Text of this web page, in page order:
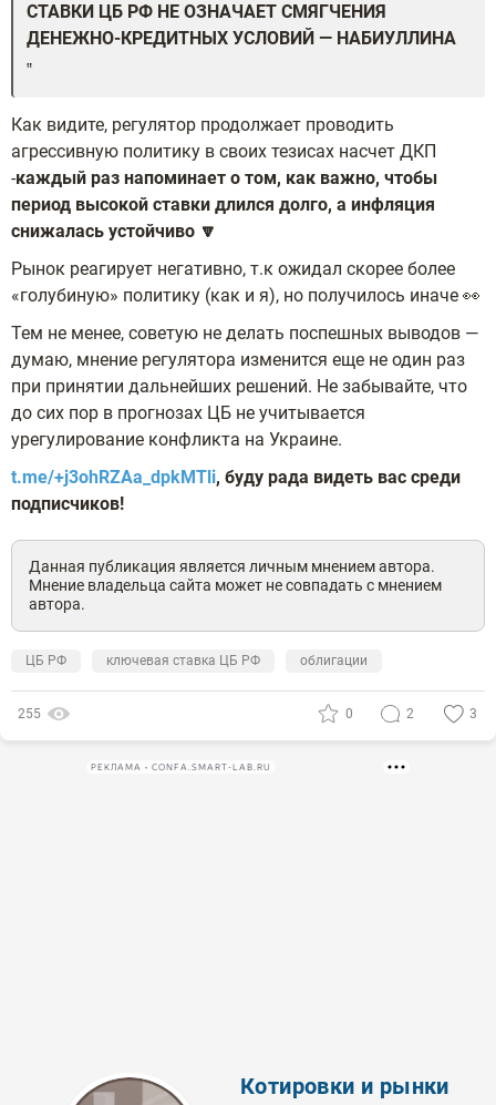
СТАВКИ ЦБ РФ НЕ ОЗНАЧАЕТ СМЯГЧЕНИЯ
ДЕНЕЖНО-КРЕДИТНЫХ УСЛОВИЙ — НАБИУЛЛИНА
Как видите, регулятор продолжает проводить
агрессивную политику в своих тезисах насчет ДКП
-каждый раз напоминает о том, как важно, чтобы
период высокой ставки длился долго, а инфляция
снижалась устойчиво 🔽
Рынок реагирует негативно, т.к ожидал скорее более
«голубиную» политику (как и я), но получилось иначе 👀
Тем не менее, советую не делать поспешных выводов —
думаю, мнение регулятора изменится еще не один раз
при принятии дальнейших решений. Не забывайте, что
до сих пор в прогнозах ЦБ не учитывается
урегулирование конфликта на Украине.
t.me/+j3ohRZAa_dpkMTli, буду рада видеть вас среди
подписчиков!
Данная публикация является личным мнением автора.
Мнение владельца сайта может не совпадать с мнением
автора.
ЦБ РФ ключевая ставка ЦБ РФ облигации
255 0 2 3
РЕКЛАМА • CONFA.SMART-LAB.RU
Котировки и рынки